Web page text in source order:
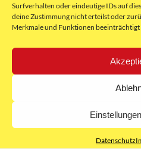
Surfverhalten oder eindeutige IDs auf
deine Zustimmung nicht erteilst oder
Merkmale und Funktionen beeinträchtigt
Datenschutz
GmbH
E-Mail